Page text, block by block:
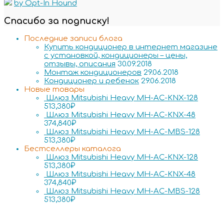
by Opt-In Hound
Спасибо за подписку!
Последние записи блога
Купить кондиционер в интернет магазине
с установкой, кондиционеры – цены,
отзывы, описания 30.09.2018
Монтаж кондиционеров 29.06.2018
Кондиционер и ребенок 29.06.2018
Новые товары
Шлюз Mitsubishi Heavy MH-AC-KNX-128
513,380₽
Шлюз Mitsubishi Heavy MH-AC-KNX-48
374,840₽
Шлюз Mitsubishi Heavy MH-AC-MBS-128
513,380₽
Бестселлеры каталога
Шлюз Mitsubishi Heavy MH-AC-KNX-128
513,380₽
Шлюз Mitsubishi Heavy MH-AC-KNX-48
374,840₽
Шлюз Mitsubishi Heavy MH-AC-MBS-128
513,380₽